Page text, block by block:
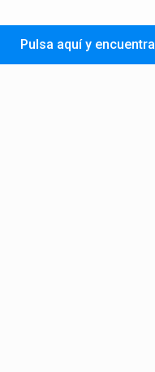
Pulsa aquí y encuentra